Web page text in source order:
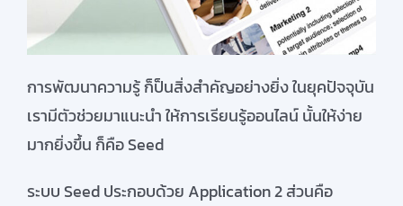
การพัฒนาความรู้ ก็ป็นสิ่งสำคัญอย่างยิ่ง ในยุคปัจจุบัน
เรามีตัวช่วยมาแนะนำ ให้การเรียนรู้ออนไลน์ นั้นให้ง่าย
มากยิ่งขึ้น ก็คือ Seed
ระบบ Seed ประกอบด้วย Application 2 ส่วนคือ